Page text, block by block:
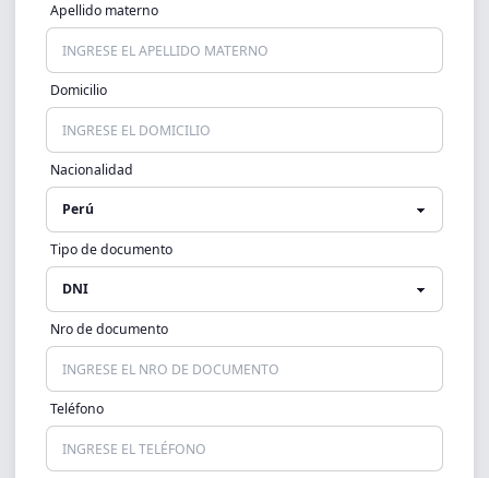
Apellido materno
Domicilio
Nacionalidad
Tipo de documento
Nro de documento
Teléfono